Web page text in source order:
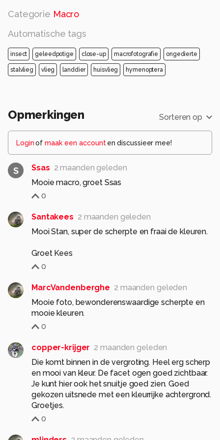
Categorie Macro
Automatische tags
insect geleedpotige close-up macrofotografie ongedierte
stalvlieg vlieg landdier huisvlieg hymenoptera
Opmerkingen Sorteren op
Loginof maak een account en discussieer mee!
S Ssas 2 maanden geleden
Mooie macro, groet Ssas
0
Santakees 2 maanden geleden
Mooi Stan, super de scherpte en fraai de kleuren.
Groet Kees
0
MarcVandenberghe 2 maanden geleden
Mooie foto, bewonderenswaardige scherpte en
mooie kleuren.
0
copper-krijger 2 maanden geleden
Die komt binnen in de vergroting. Heel erg scherp
en mooi van kleur. De facet ogen goed zichtbaar.
Je kunt hier ook het snuitje goed zien. Goed
gekozen uitsnede met een kleurrijke achtergrond.
Groetjes.
0